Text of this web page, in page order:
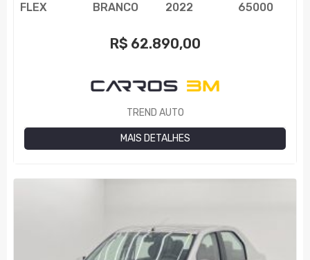
FLEX BRANCO 2022 65000
R$ 62.890,00
TREND AUTO
MAIS DETALHES